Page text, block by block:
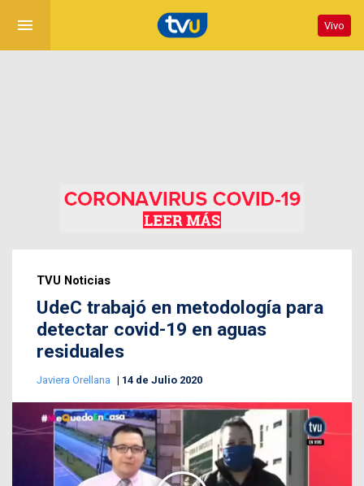
menu Vivo
TVU Noticias
UdeC trabajó en metodología para
detectar covid-19 en aguas
residuales
Javiera Orellana 14 de Julio 2020